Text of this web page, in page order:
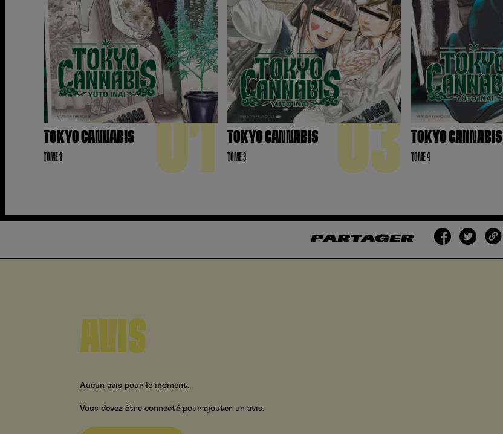
TOKYO CANNABIS
TOME 1 01 TOKYO CANNABIS
TOME 3 03 TOKYO CANNABIS
TOME 4
PARTAGER
AVIS
Aucun avis pour le moment.
Vous devez être connecté pour ajouter un avis.